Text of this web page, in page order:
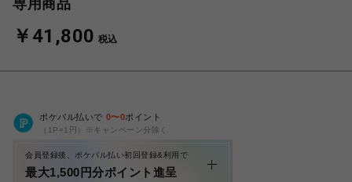
専用商品
￥41,800 税込
ポケパル払いで 0〜0ポイント
（1P=1円）※キャンペーン分除く
会員登録後、ポケパル払い初回登録&利用で
最大1,500円分ポイント進呈